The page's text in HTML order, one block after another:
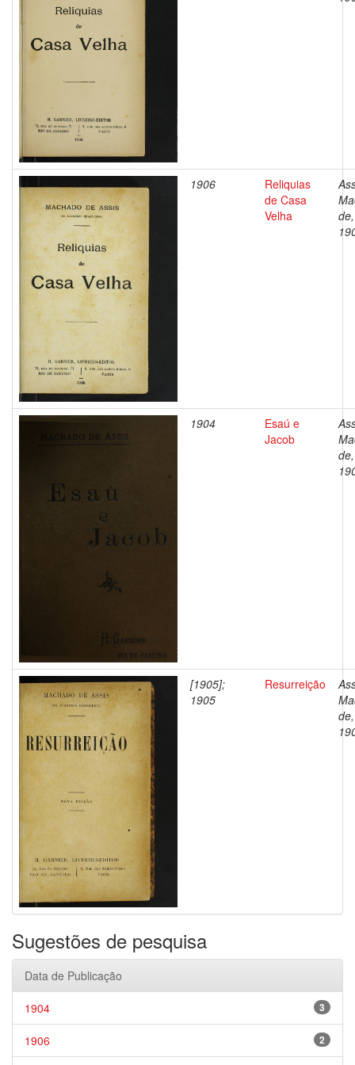
1906
Reliquias
de Casa
Velha
1904
Esaú e
Jacob
[1905];
1905
Resurreição
Sugestões de pesquisa
Data de Publicação
3
1904
2
1906